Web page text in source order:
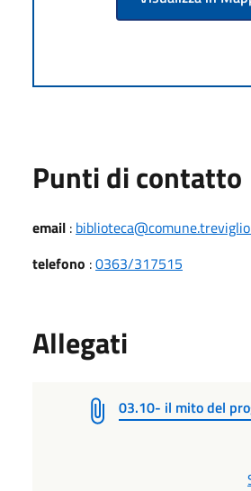
Punti di contatto
email :
telefono :0363/317515
Allegati
03.10- il mito del